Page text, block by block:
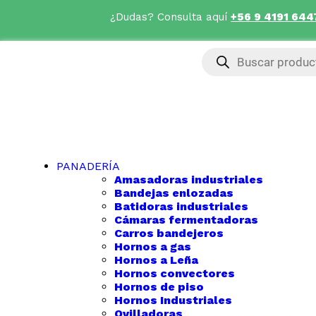
¿Dudas? Consulta aquí+56 9 4191
PANADERÍA
Amasadoras industriales
Bandejas enlozadas
Batidoras industriales
Cámaras fermentadoras
Carros bandejeros
Hornos a gas
Hornos a Leña
Hornos convectores
Hornos de piso
Hornos Industriales